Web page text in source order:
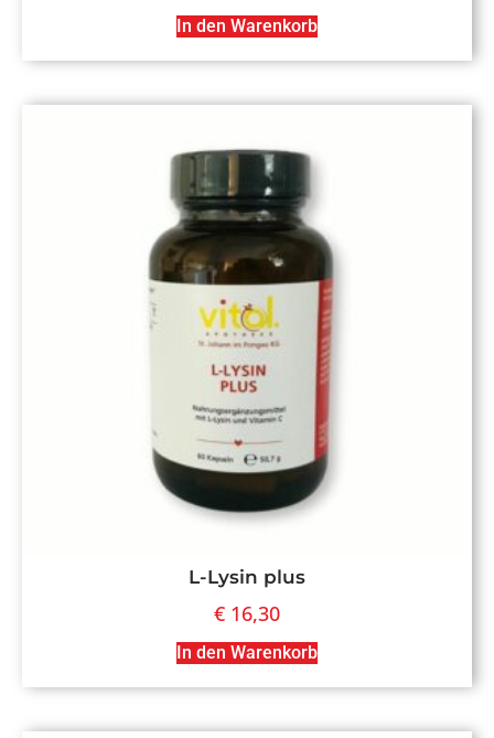
In den Warenkorb
L-Lysin plus
€ 16,30
In den Warenkorb